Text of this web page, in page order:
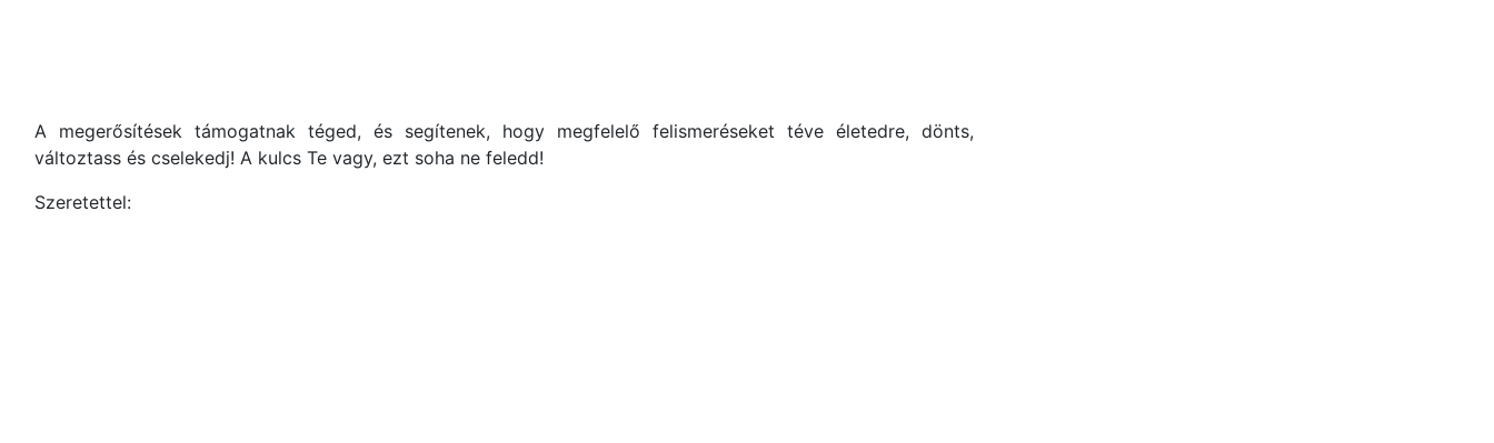
A megerősítések támogatnak téged, és segítenek, hogy megfelelő felismeréseket téve életedre, dönts,
változtass és cselekedj! A kulcs Te vagy, ezt soha ne feledd!
Szeretettel: